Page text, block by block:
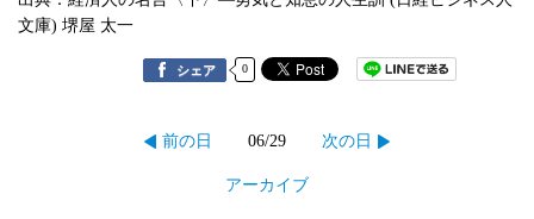
文庫) 堺屋 太一
シェア 0
前の日 06/29 次の日
アーカイブ